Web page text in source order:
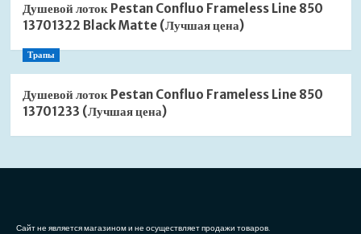
Душевой лоток Pestan Confluo Frameless Line 850
13701322 Black Matte (Лучшая цена)
Трапы
Душевой лоток Pestan Confluo Frameless Line 850
13701233 (Лучшая цена)
Сайт не является магазином и не осуществляет продажи товаров.